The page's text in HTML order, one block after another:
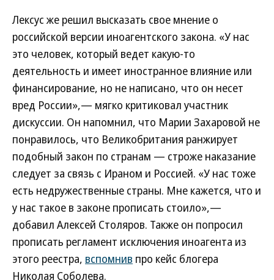
Лексус же решил высказать свое мнение о
российской версии иноагентского закона. «У нас
это человек, который ведет какую-то
деятельность и имеет иностранное влияние или
финансирование, но не написано, что он несет
вред России»,— мягко критиковал участник
дискуссии. Он напомнил, что Марии Захаровой не
понравилось, что Великобритания ранжирует
подобный закон по странам — строже наказание
следует за связь с Ираном и Россией. «У нас тоже
есть недружественные страны. Мне кажется, что и
у нас такое в законе прописать стоило»,—
добавил Алексей Столяров. Также он попросил
прописать регламент исключения иноагента из
этого реестра, вспомнив про кейс блогера
Николая Соболева.